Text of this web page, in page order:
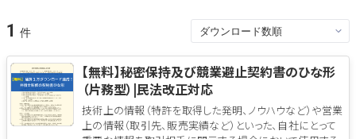
ログイン
1
【無料】秘密保持及び競業避止契約書のひな形
（片務型）|民法改正対応
技術上の情報（特許を取得した発明、ノウハウなど）や営業
上の情報（取引先、販売実績など）といった、自社にとって